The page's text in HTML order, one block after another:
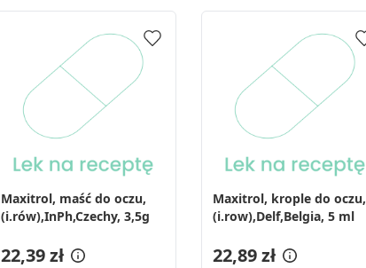
Maxitrol, maść do oczu,
(i.rów),InPh,Czechy, 3,5g
22,39 zł
Maxitrol, krople do oczu,
(i.row),Delf,Belgia, 5 ml
22,89 zł